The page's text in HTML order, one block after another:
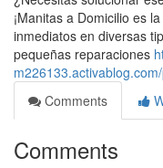
¡Manitas a Domicilio es
inmediatos en diversas
pequeñas reparaciones
Comments
Comments